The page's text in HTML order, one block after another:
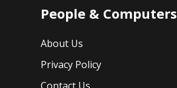
People & Computers
About Us
Privacy Policy